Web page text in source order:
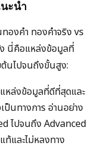
ะนำ
องคำ ทองคำจริง vs
นี่คือแหล่งข้อมูลที่
ต้นไปจนถึงขั้นสูง:
แหล่งข้อมูลที่ดีที่สุดและ
ป็นทางการ อ่านอย่าง
ไปจนถึง Advanced
ท้และไม่หลงทาง